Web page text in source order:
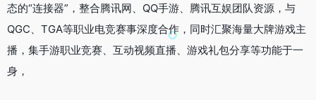
态的“连接器”，整合腾讯网、QQ手游、腾讯互娱团队资源，与
QGC、TGA等职业电竞赛事深度合作，同时汇聚海量大牌游戏主
播，集手游职业竞赛、互动视频直播、游戏礼包分享等功能于一
身，